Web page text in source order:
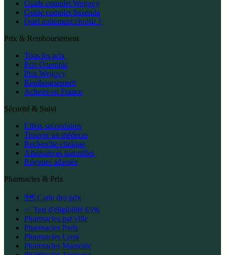
Guide complet Wegovy
Guide complet Saxenda
Quel traitement choisir ?
Prix & Remboursement
Tous les prix
Prix Ozempic
Prix Wegovy
Remboursement
Acheter en France
Sécurité & Suivi
Effets secondaires
Trouver un médecin
Recherche clinique
Alternatives naturelles
Régimes adaptés
Pharmacies & Prix
🗺️ Carte des prix
✅ Test d'éligibilité 65%
Pharmacies par ville
Pharmacies Paris
Pharmacies Lyon
Pharmacies Marseille